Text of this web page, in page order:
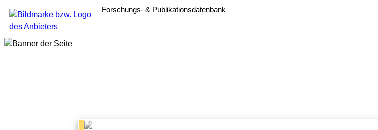
Forschungs- & Publikationsdatenbank